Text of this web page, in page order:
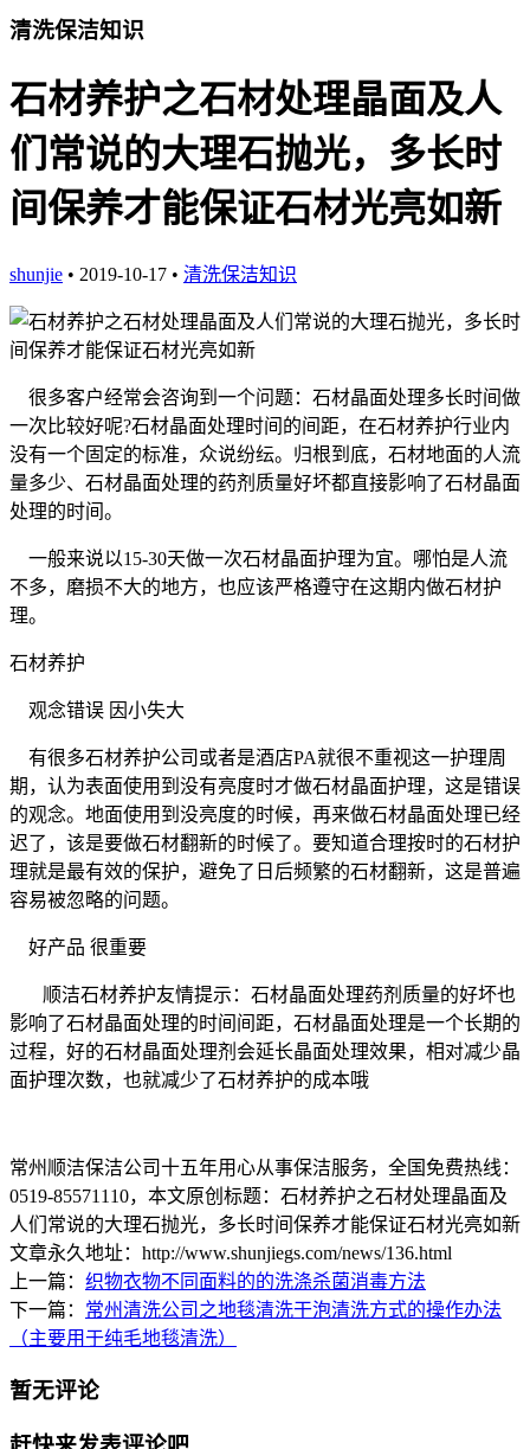
清洗保洁知识
石材养护之石材处理晶面及人
们常说的大理石抛光，多长时
间保养才能保证石材光亮如新
shunjie • 2019-10-17 • 清洗保洁知识
很多客户经常会咨询到一个问题：石材晶面处理多长时间做
一次比较好呢?石材晶面处理时间的间距，在石材养护行业内
没有一个固定的标准，众说纷纭。归根到底，石材地面的人流
量多少、石材晶面处理的药剂质量好坏都直接影响了石材晶面
处理的时间。
一般来说以15-30天做一次石材晶面护理为宜。哪怕是人流
不多，磨损不大的地方，也应该严格遵守在这期内做石材护
理。
石材养护
观念错误 因小失大
有很多石材养护公司或者是酒店PA就很不重视这一护理周
期，认为表面使用到没有亮度时才做石材晶面护理，这是错误
的观念。地面使用到没亮度的时候，再来做石材晶面处理已经
迟了，该是要做石材翻新的时候了。要知道合理按时的石材护
理就是最有效的保护，避免了日后频繁的石材翻新，这是普遍
容易被忽略的问题。
好产品 很重要
顺洁石材养护友情提示：石材晶面处理药剂质量的好坏也
影响了石材晶面处理的时间间距，石材晶面处理是一个长期的
过程，好的石材晶面处理剂会延长晶面处理效果，相对减少晶
面护理次数，也就减少了石材养护的成本哦
常州顺洁保洁公司十五年用心从事保洁服务，全国免费热线：
0519-85571110，本文原创标题： 石材养护之石材处理晶面及
人们常说的大理石抛光，多长时间保养才能保证石材光亮如新
文章永久地址：http://www.shunjiegs.com/news/136.html
上一篇： 织物衣物不同面料的的洗涤杀菌消毒方法
下一篇： 常州清洗公司之地毯清洗干泡清洗方式的操作办法
（主要用于纯毛地毯清洗）
暂无评论